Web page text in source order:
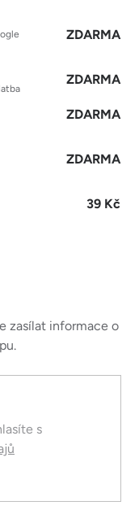
ZDARMA
ZDARMA
ZDARMA
ZDARMA
39 Kč
zasílat informace o
s